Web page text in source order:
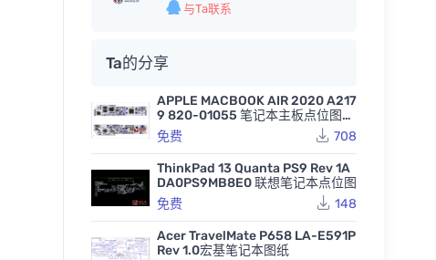
与Ta联系
Ta的分享
APPLE MACBOOK AIR 2020 A217
9 820-01055 笔记本主板点位图B
VR
免费 708
ThinkPad 13 Quanta PS9 Rev 1A
DA0PS9MB8E0 联想笔记本点位图
免费
148
Acer TravelMate P658 LA-E591P
Rev 1.0宏基笔记本图纸